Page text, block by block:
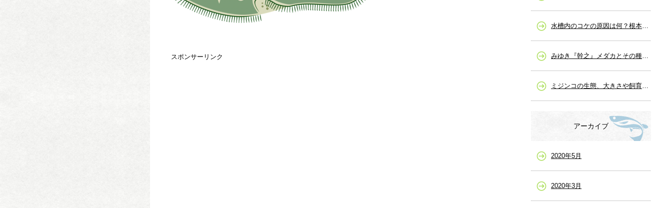
スポンサーリンク
水槽内のコケの原因は何？根本的な解決策と除去の仕方
みゆき『幹之』メダカとその種類、販売など
ミジンコの生態、大きさや飼育から繁殖まで
アーカイブ
2020年5月
2020年3月